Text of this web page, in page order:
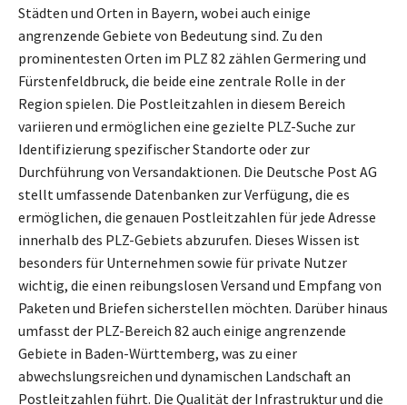
Städten und Orten in Bayern, wobei auch einige
angrenzende Gebiete von Bedeutung sind. Zu den
prominentesten Orten im PLZ 82 zählen Germering und
Fürstenfeldbruck, die beide eine zentrale Rolle in der
Region spielen. Die Postleitzahlen in diesem Bereich
variieren und ermöglichen eine gezielte PLZ-Suche zur
Identifizierung spezifischer Standorte oder zur
Durchführung von Versandaktionen. Die Deutsche Post AG
stellt umfassende Datenbanken zur Verfügung, die es
ermöglichen, die genauen Postleitzahlen für jede Adresse
innerhalb des PLZ-Gebiets abzurufen. Dieses Wissen ist
besonders für Unternehmen sowie für private Nutzer
wichtig, die einen reibungslosen Versand und Empfang von
Paketen und Briefen sicherstellen möchten. Darüber hinaus
umfasst der PLZ-Bereich 82 auch einige angrenzende
Gebiete in Baden-Württemberg, was zu einer
abwechslungsreichen und dynamischen Landschaft an
Postleitzahlen führt. Die Qualität der Infrastruktur und die